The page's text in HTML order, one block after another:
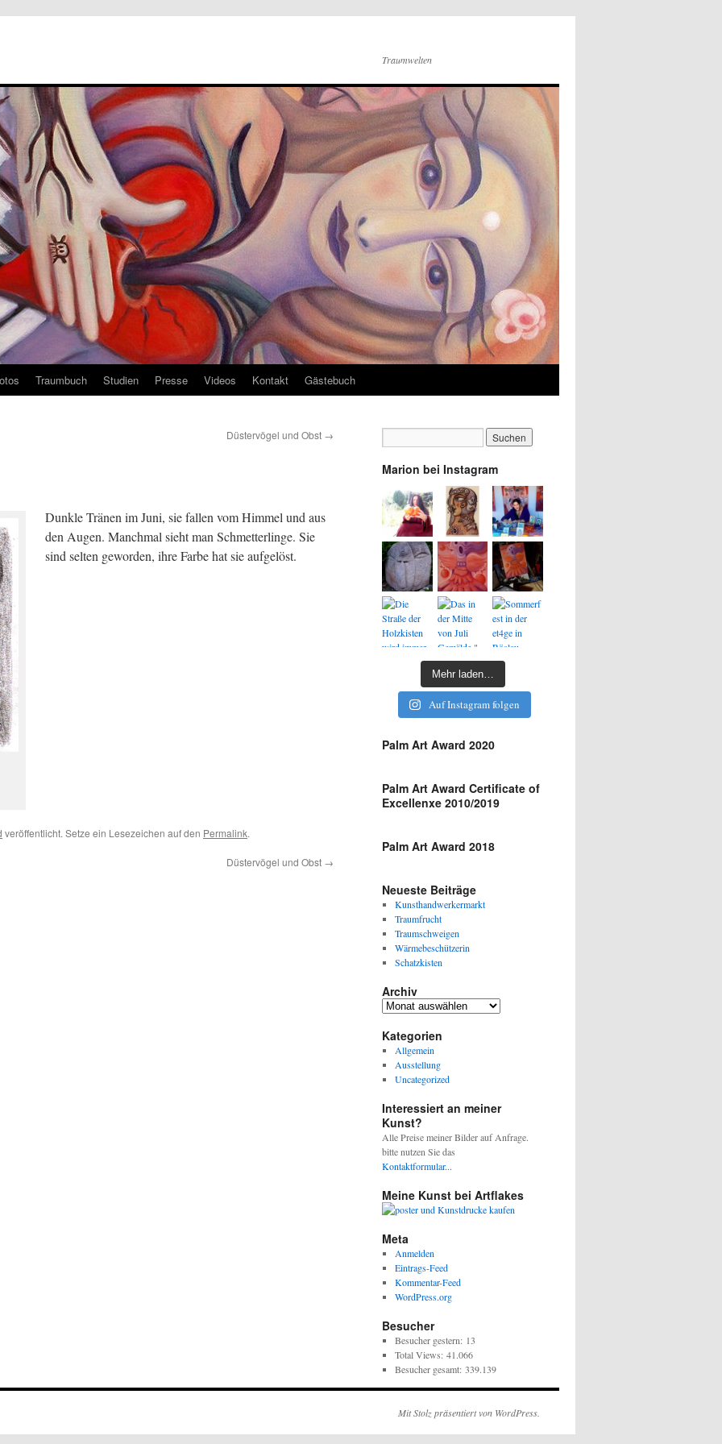
Traumwelten
Traumbuch Studien Presse Videos Kontakt Gästebuch
Düstervögel und Obst →
Dunkle Tränen im Juni, sie fallen vom Himmel und aus
den Augen. Manchmal sieht man Schmetterlinge. Sie
sind selten geworden, ihre Farbe hat sie aufgelöst.
veröffentlicht. Setze ein Lesezeichen auf den Permalink.
Düstervögel und Obst →
Marion bei Instagram
Mehr laden…
Auf Instagram folgen
Palm Art Award 2020
Palm Art Award Certificate of
Excellenxe 2010/2019
Palm Art Award 2018
Neueste Beiträge
Kunsthandwerkermarkt
Traumfrucht
Traumschweigen
Wärmebeschützerin
Schatzkisten
Archiv
Archiv
Kategorien
Allgemein
Ausstellung
Uncategorized
Interessiert an meiner
Kunst?
Alle Preise meiner Bilder auf Anfrage.
bitte nutzen Sie das
Kontaktformular...
Meine Kunst bei Artflakes
Meta
Anmelden
Eintrags-Feed
Kommentar-Feed
WordPress.org
Besucher
Besucher gestern: 13
Total Views: 41.066
Besucher gesamt: 339.139
Mit Stolz präsentiert von WordPress.